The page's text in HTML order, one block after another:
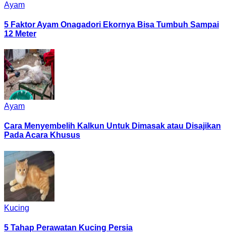
Ayam
5 Faktor Ayam Onagadori Ekornya Bisa Tumbuh Sampai
12 Meter
Ayam
Cara Menyembelih Kalkun Untuk Dimasak atau Disajikan
Pada Acara Khusus
Kucing
5 Tahap Perawatan Kucing Persia